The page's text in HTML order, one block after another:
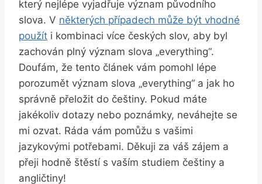
který nejlépe vyjadřuje význam původního
slova. V některých případech může být vhodné
použít i kombinaci více českých slov, aby byl
zachován plný význam slova „everything“.
Doufám, že tento článek vám pomohl lépe
porozumět význam slova „everything“ a jak ho
správně přeložit do češtiny. Pokud máte
jakékoliv dotazy nebo poznámky, neváhejte se
mi ozvat. Ráda vám pomůžu s vašimi
jazykovými potřebami. Děkuji za váš zájem a
přeji hodně štěstí s vaším studiem češtiny a
angličtiny!